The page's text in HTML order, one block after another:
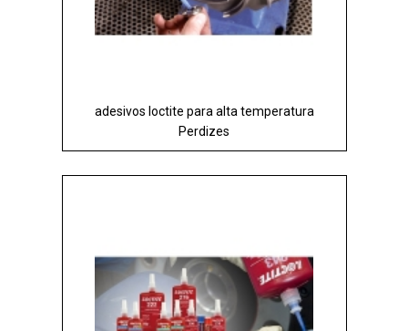
adesivos loctite para alta temperatura
Perdizes